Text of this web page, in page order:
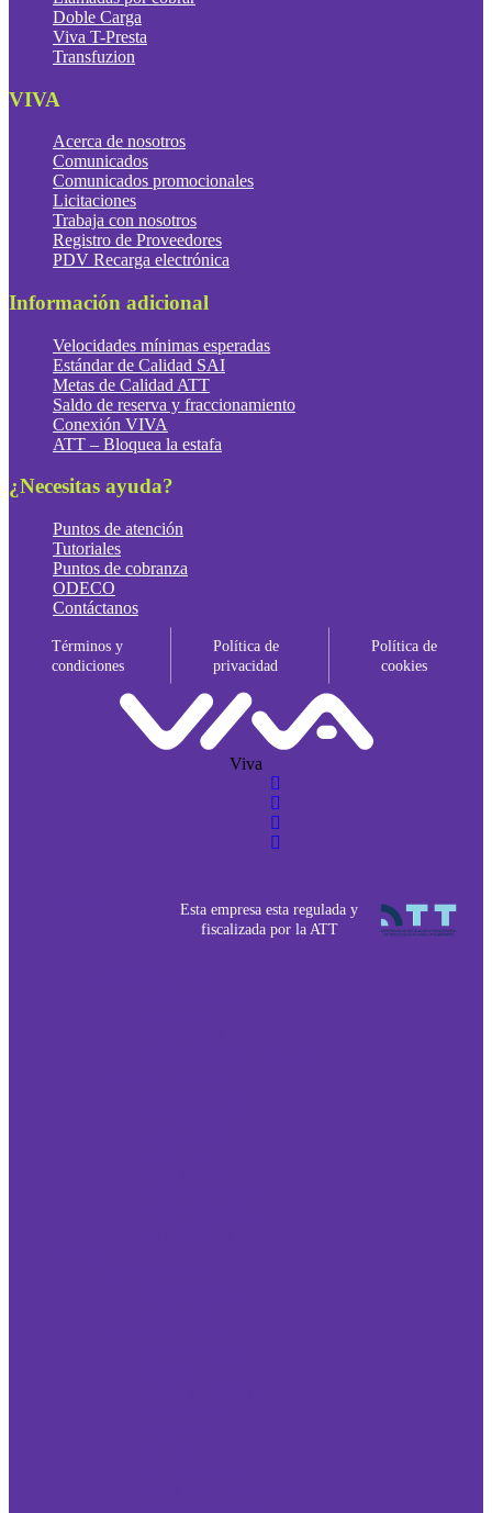
Doble Carga
Viva T-Presta
Transfuzion
VIVA
Acerca de nosotros
Comunicados
Comunicados promocionales
Licitaciones
Trabaja con nosotros
Registro de Proveedores
PDV Recarga electrónica
Información adicional
Velocidades mínimas esperadas
Estándar de Calidad SAI
Metas de Calidad ATT
Saldo de reserva y fraccionamiento
Conexión VIVA
ATT – Bloquea la estafa
¿Necesitas ayuda?
Puntos de atención
Tutoriales
Puntos de cobranza
ODECO
Contáctanos
Términos y
condiciones
Política de
privacidad
Política de
cookies
Viva
Esta empresa esta regulada y
fiscalizada por la ATT